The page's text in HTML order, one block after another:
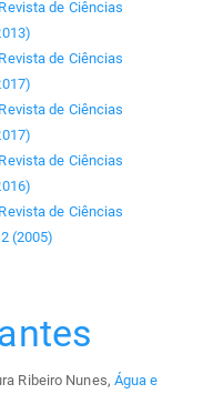
de Ciências
de Ciências
de Ciências
de Ciências
de Ciências
(2005)
Ribeiro Nunes, Água e